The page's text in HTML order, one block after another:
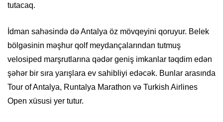
tutacaq.
İdman sahəsində də Antalya öz mövqeyini qoruyur. Belek
bölgəsinin məşhur qolf meydançalarından tutmuş
velosiped marşrutlarına qədər geniş imkanlar təqdim edən
şəhər bir sıra yarışlara ev sahibliyi edəcək. Bunlar arasında
Tour of Antalya, Runtalya Marathon və Turkish Airlines
Open xüsusi yer tutur.